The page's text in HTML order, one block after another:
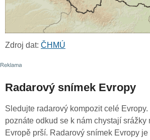
Zdroj dat: ČHMÚ
Radarový snímek Evropy
Sledujte radarový kompozit celé
poznáte odkud se k nám chystají srážky
Evropě prší. Radarový snímek Evropy